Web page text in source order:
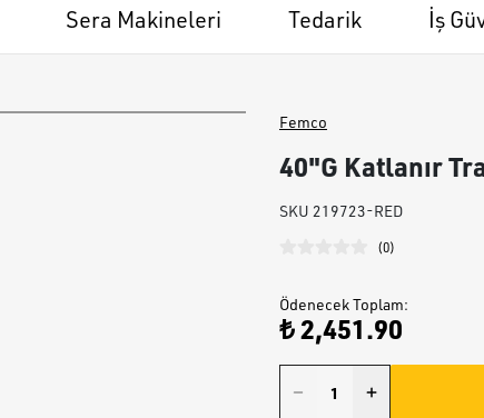
Sera Makineleri Tedarik İş
Femco
40"G Katlanır
SKU 219723-RED
(0)
Ödenecek Toplam:
₺ 2,451.90